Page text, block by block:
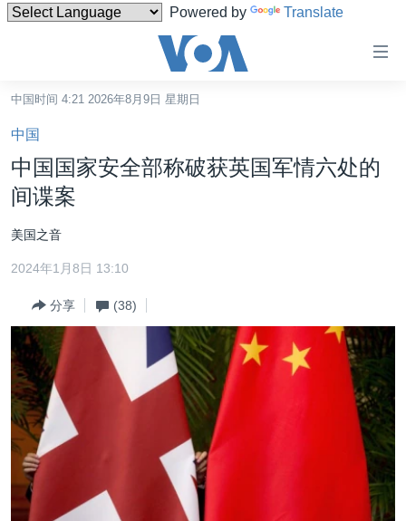
Powered by Translate
碍
链
接
内
容
到
导
跳
转
到
索
中国
最新国际新闻
印太
中东
欧洲
非洲
美洲
全球议题
分类新闻
经济·金融·贸易
人权·法律·宗教
科教·文娱·体健
军事
劳工
环境
美中关系
热点专题
白宫要闻
国会报道
美中关系
美国建国250周年
VOA视频
VOA今日焦点
中文广播
中国时间 4:21 2026年8月9日 星期日
中国
中国国家安全部称破获英国军情六处的
间谍案
美国之音
2024年1月8日 13:10
分享 (38)